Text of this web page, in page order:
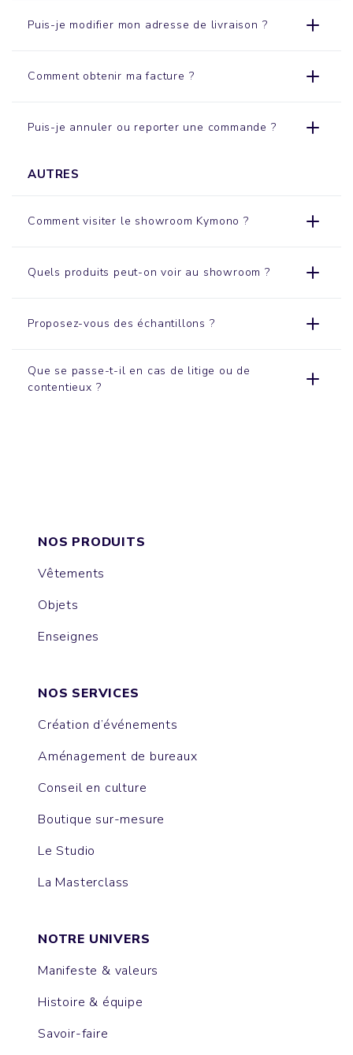
Puis-je modifier mon adresse de livraison ?
Comment obtenir ma facture ?
Puis-je annuler ou reporter une commande ?
AUTRES
Comment visiter le showroom Kymono ?
Quels produits peut-on voir au showroom ?
Proposez-vous des échantillons ?
Que se passe-t-il en cas de litige ou de
contentieux ?
NOS PRODUITS
Vêtements
Objets
Enseignes
NOS SERVICES
Création d’événements
Aménagement de bureaux
Conseil en culture
Boutique sur-mesure
Le Studio
La Masterclass
NOTRE UNIVERS
Manifeste & valeurs
Histoire & équipe
Savoir-faire